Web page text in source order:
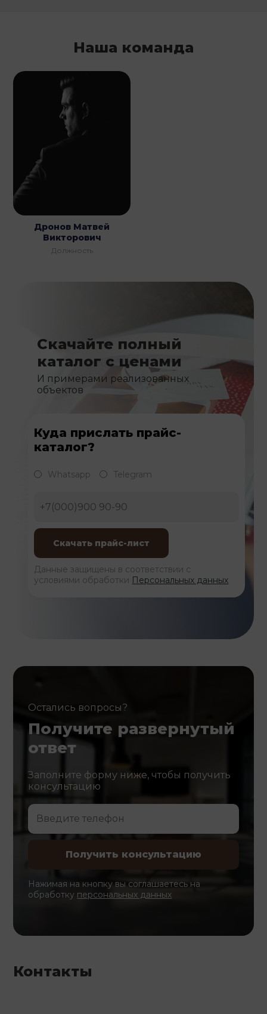
Наша команда
Дронов Матвей
Викторович
Должность
Скачайте полный
каталог с ценами
И примерами реализованных
объектов
Куда прислать прайс-
каталог?
Whatsapp Telegram
Данные защищены в соответствии с
условиями обработки Персональных данных
Остались вопросы?
Получите развернутый
ответ
Заполните форму ниже, чтобы получить
консультацию
Нажимая на кнопку вы соглашаетесь на
обработку персональных данных
Контакты